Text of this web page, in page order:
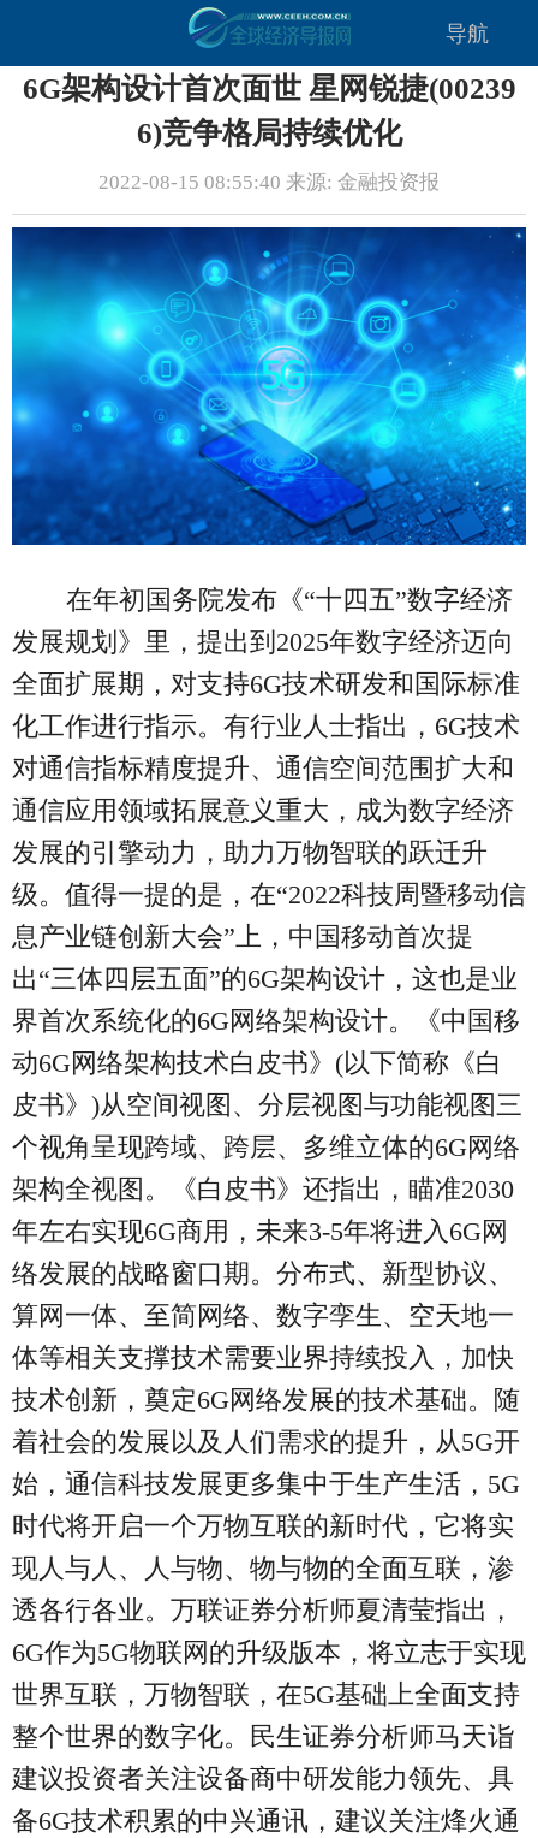
导航
6G架构设计首次面世 星网锐捷(00239
6)竞争格局持续优化
2022-08-15 08:55:40 来源: 金融投资报
在年初国务院发布《“十四五”数字经济
发展规划》里，提出到2025年数字经济迈向
全面扩展期，对支持6G技术研发和国际标准
化工作进行指示。有行业人士指出，6G技术
对通信指标精度提升、通信空间范围扩大和
通信应用领域拓展意义重大，成为数字经济
发展的引擎动力，助力万物智联的跃迁升
级。值得一提的是，在“2022科技周暨移动信
息产业链创新大会”上，中国移动首次提
出“三体四层五面”的6G架构设计，这也是业
界首次系统化的6G网络架构设计。《中国移
动6G网络架构技术白皮书》(以下简称《白
皮书》)从空间视图、分层视图与功能视图三
个视角呈现跨域、跨层、多维立体的6G网络
架构全视图。《白皮书》还指出，瞄准2030
年左右实现6G商用，未来3-5年将进入6G网
络发展的战略窗口期。分布式、新型协议、
算网一体、至简网络、数字孪生、空天地一
体等相关支撑技术需要业界持续投入，加快
技术创新，奠定6G网络发展的技术基础。随
着社会的发展以及人们需求的提升，从5G开
始，通信科技发展更多集中于生产生活，5G
时代将开启一个万物互联的新时代，它将实
现人与人、人与物、物与物的全面互联，渗
透各行各业。万联证券分析师夏清莹指出，
6G作为5G物联网的升级版本，将立志于实现
世界互联，万物智联，在5G基础上全面支持
整个世界的数字化。民生证券分析师马天诣
建议投资者关注设备商中研发能力领先、具
备6G技术积累的中兴通讯，建议关注烽火通